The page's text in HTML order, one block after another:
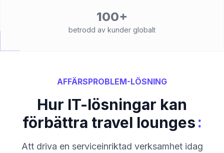
100+
betrodd av kunder globalt
AFFÄRSPROBLEM-LÖSNING
Hur IT-lösningar kan
förbättra travel lounges:
Att driva en serviceinriktad verksamhet idag